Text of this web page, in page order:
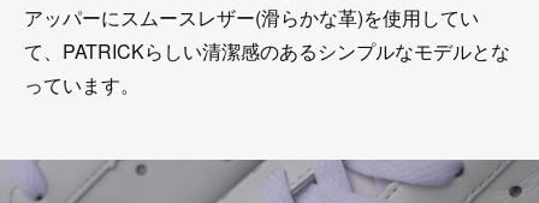
アッパーにスムースレザー(滑らかな革)を使用してい
て、PATRICKらしい清潔感のあるシンプルなモデルとな
っています。